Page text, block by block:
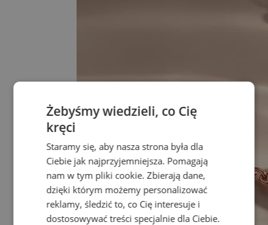
Żebyśmy wiedzieli, co Cię
kręci
Staramy się, aby nasza strona była dla
Ciebie jak najprzyjemniejsza. Pomagają
nam w tym pliki cookie. Zbierają dane,
dzięki którym możemy personalizować
reklamy, śledzić to, co Cię interesuje i
dostosowywać treści specjalnie dla Ciebie.